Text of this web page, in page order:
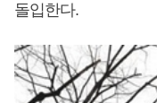
돌입한다.